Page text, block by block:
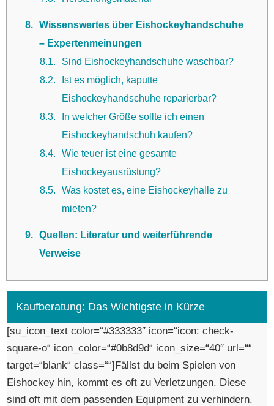
8
Wissenswertes über Eishockeyhandschuhe
– Expertenmeinungen
8.1
Sind Eishockeyhandschuhe waschbar?
8.2
Ist es möglich, kaputte
Eishockeyhandschuhe reparierbar?
8.3
In welcher Größe sollte ich einen
Eishockeyhandschuh kaufen?
8.4
Wie teuer ist eine gesamte
Eishockeyausrüstung?
8.5
Was kostet es, eine Eishockeyhalle zu
mieten?
9
Quellen: Literatur und weiterführende
Verweise
Kaufberatung: Das Wichtigste in Kürze
[su_icon_text color=“#333333″ icon=“icon: check-
square-o“ icon_color=“#0b8d9d“ icon_size=“40″ url=““
target=“blank“ class=““]Fällst du beim Spielen von
Eishockey hin, kommt es oft zu Verletzungen. Diese
sind oft mit dem passenden Equipment zu verhindern.